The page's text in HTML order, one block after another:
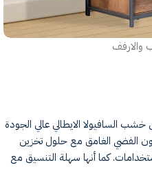
والارفف
السافيولا الايطالي عالي الجودة
الفضي الغامق مع حلول تخزين
كما أنها سهلة التنسيق مع